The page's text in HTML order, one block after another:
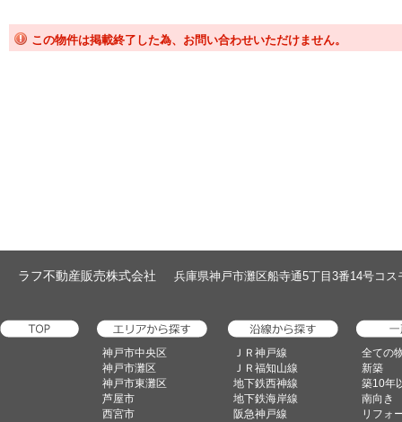
この物件は掲載終了した為、お問い合わせいただけません。
ラフ不動産販売株式会社 兵庫県神戸市灘区船寺通5丁目3番14号コ
神戸市中央区
神戸市灘区
神戸市東灘区
芦屋市
西宮市
ＪＲ神戸線
ＪＲ福知山線
地下鉄西神線
地下鉄海岸線
阪急神戸線
全ての
新築
築10年
南向き
リフォ